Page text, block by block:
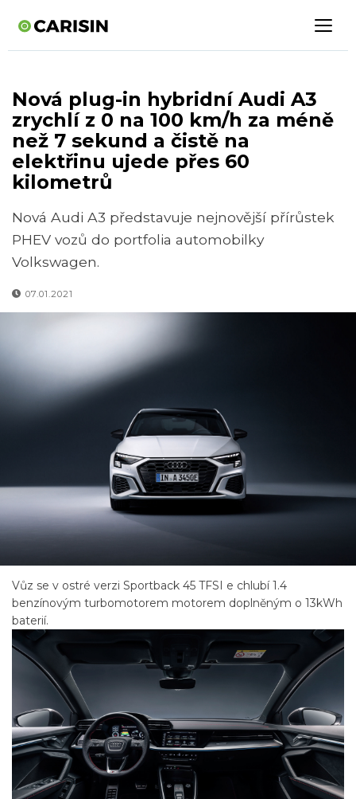
Nová plug-in hybridní Audi A3
zrychlí z 0 na 100 km/h za méně
než 7 sekund a čistě na
elektřinu ujede přes 60
kilometrů
Nová Audi A3 představuje nejnovější přírůstek
PHEV vozů do portfolia automobilky
Volkswagen.
07.01.2021
Vůz se v ostré verzi Sportback 45 TFSI e chlubí 1.4
benzínovým turbomotorem motorem doplněným o 13kWh
baterií.